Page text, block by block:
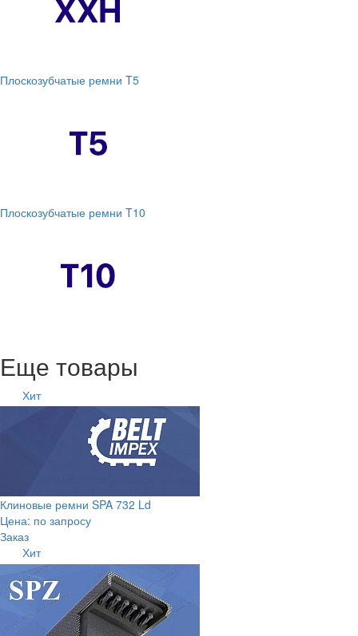
Плоскозубчатые ремни T5
Плоскозубчатые ремни T10
Еще товары
Хит
Клиновые ремни SPA 732 Ld
Цена: по запросу
Заказ
Хит